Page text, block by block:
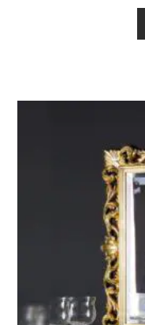
piccolo
artigiani che con
Non hai
rotondo
Sfoglia il
indeciso sul
barocco che
Ti aiuteremo